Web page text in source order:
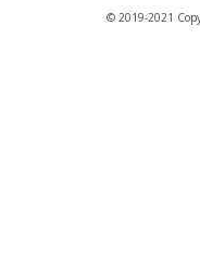
© 2019-2021